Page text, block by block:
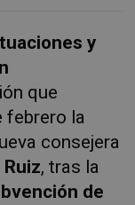
y
que
febrero la
consejera
, tras la
de